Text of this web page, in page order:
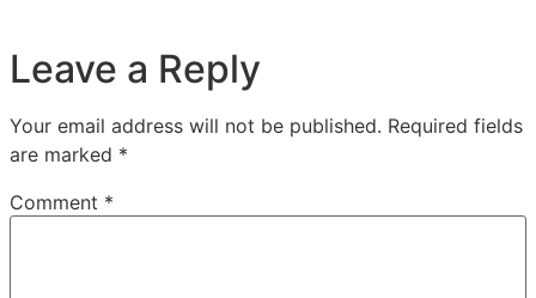
Leave a Reply
Your email address will not be published. Required fields
are marked *
Comment *